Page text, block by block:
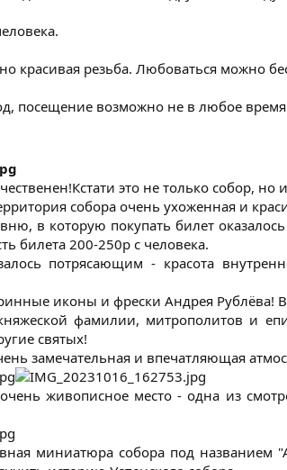
красивая резьба. Любоваться можно
посещение возможно не в любое
это не только собор, но
собора очень ухоженная и
в которую покупать билет
билета 200-250р с человека.
потрясающим - красота
иконы и фрески Андрея Рублёва!
фамилии, митрополитов и
святых!
замечательная и впечатляющая
живописное место - одна из
миниатюра собора под названием